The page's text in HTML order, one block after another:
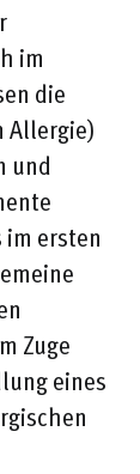
im
die
Allergie)
und
ersten
Zuge
eines